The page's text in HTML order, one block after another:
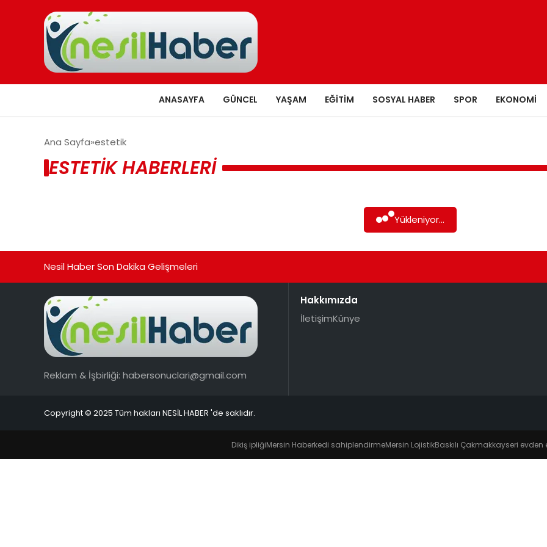
ANASAYFA GÜNCEL YAŞAM EĞITIM SOSYAL HABER SPOR EKONOMI
Ana Sayfa estetik
ESTETIK HABERLERI
Yükleniyor...
Nesil Haber Son Dakika Gelişmeleri
Reklam & İşbirliği: habersonuclari@gmail.com
Hakkımızda
İletişimKünye
Copyright © 2025 Tüm hakları NESİL HABER 'de saklıdır.
Dikiş ipliğiMersin Haberkedi sahiplendirmeMersin LojistikBaskılı Çakmakkayseri evden